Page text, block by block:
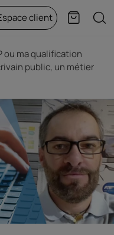
client Panier
ou ma qualification
public, un métier